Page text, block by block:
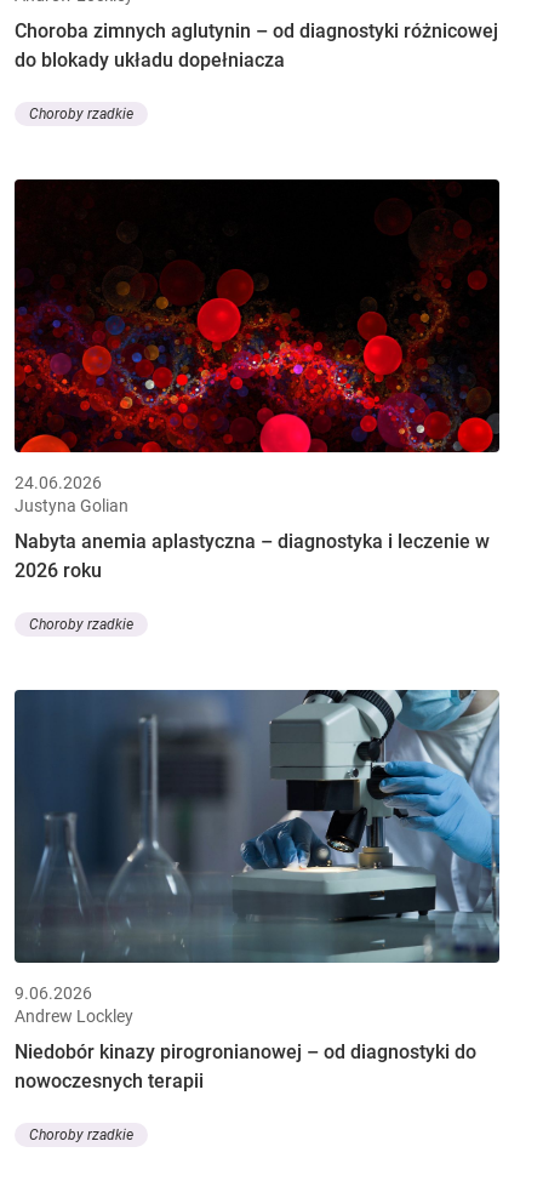
Choroba zimnych aglutynin – od diagnostyki różnicowej
do blokady układu dopełniacza
Choroby rzadkie
24.06.2026
Justyna Golian
Nabyta anemia aplastyczna – diagnostyka i leczenie w
2026 roku
Choroby rzadkie
9.06.2026
Andrew Lockley
Niedobór kinazy pirogronianowej – od diagnostyki do
nowoczesnych terapii
Choroby rzadkie